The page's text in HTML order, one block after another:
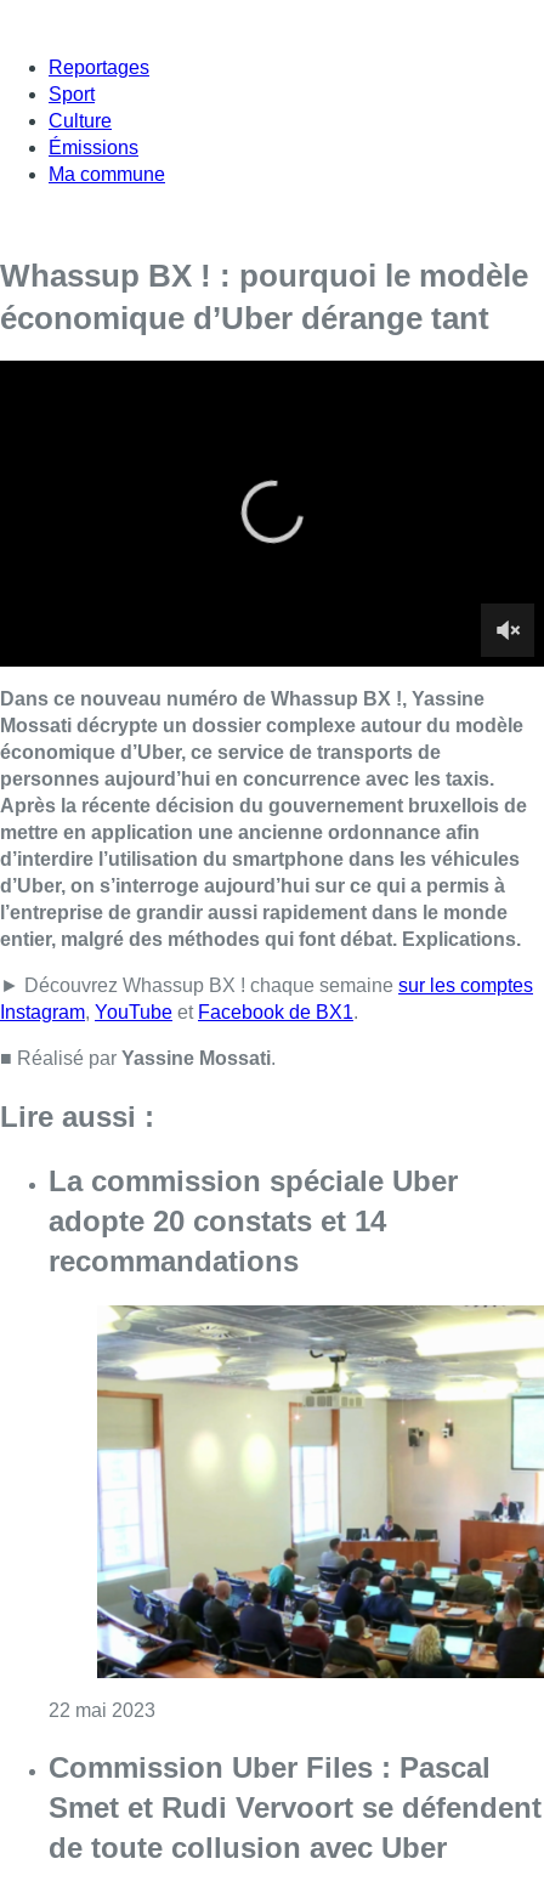
Reportages
Sport
Culture
Émissions
Ma commune
Whassup BX ! : pourquoi le modèle
économique d’Uber dérange tant
Après la récente décision du gouvernement bruxellois de
mettre en application une ancienne ordonnance afin
d’interdire l’utilisation du smartphone dans les véhicules
sur les comptes
Instagram
Facebook de BX1
■ Réalisé parYassine Mossati.
Lire aussi :
La commission spéciale Uber
adopte 20 constats et 14
recommandations
22 mai 2023Consulter l'article "La commission spéciale
Commission Uber Files : Pascal
Smet et Rudi Vervoort se défendent
de toute collusion avec Uber